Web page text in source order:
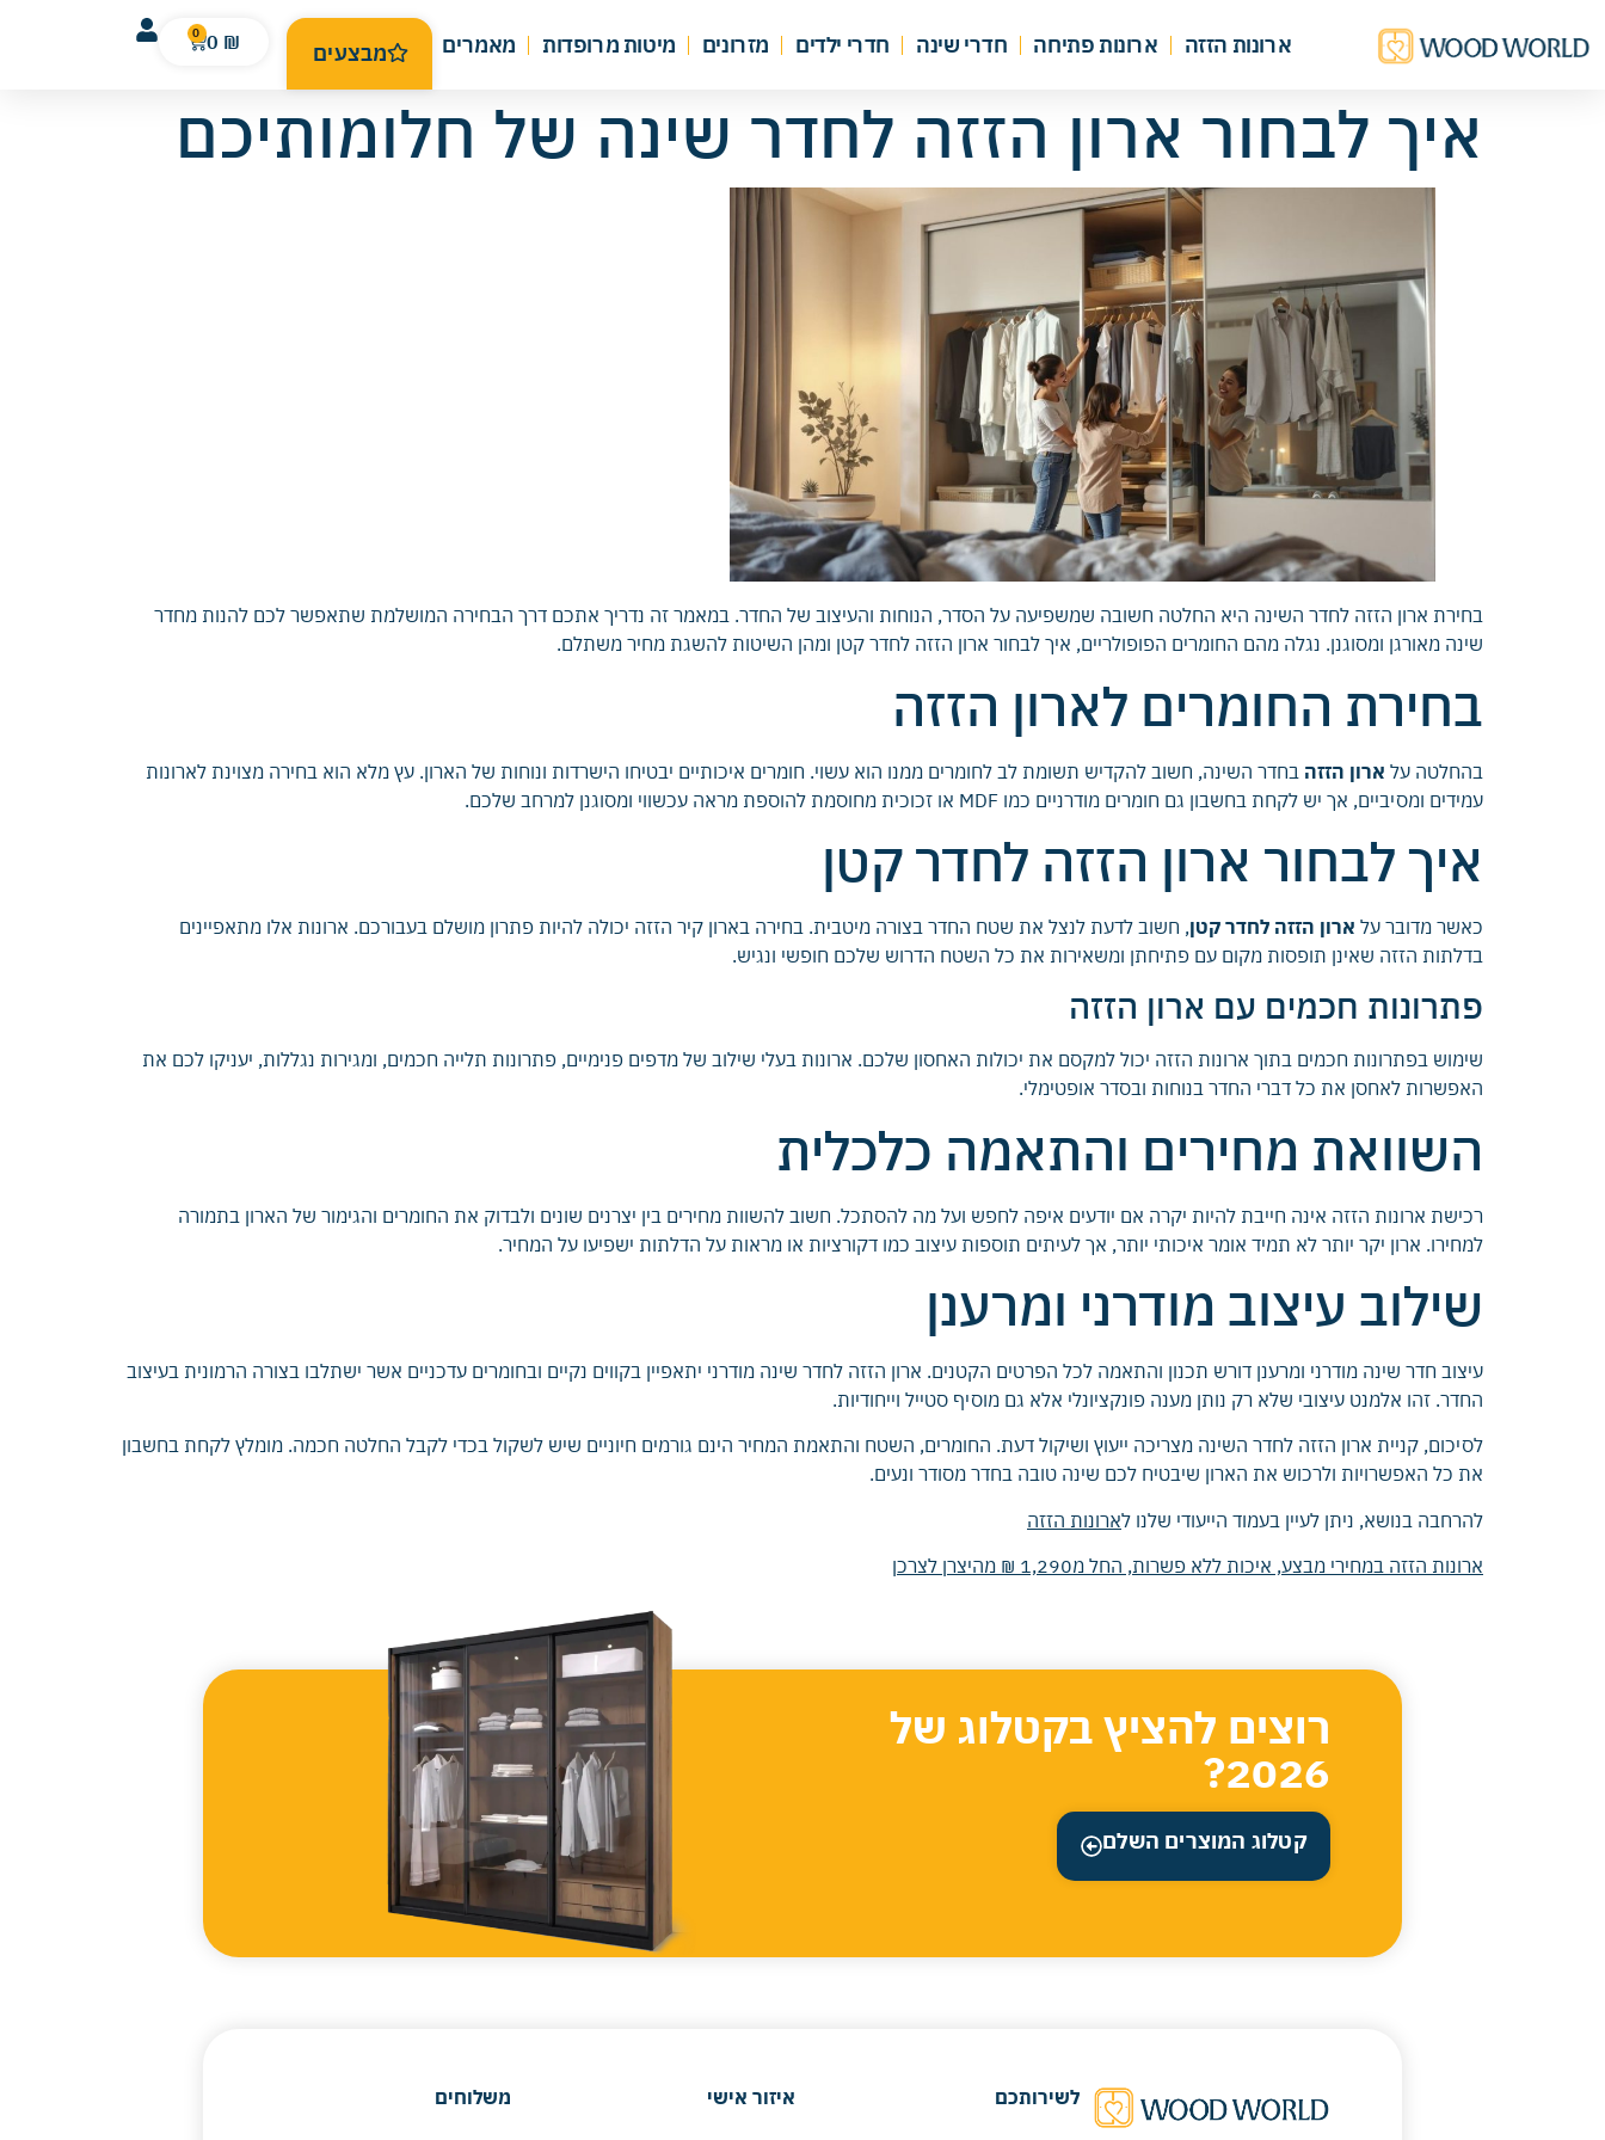
ארונות הזזה ארונות פתיחה חדרי שינה חדרי ילדים מזרונים מיטות מרופדות מאמרים מבצעים 0 ₪
0
איך לבחור ארון הזזה לחדר שינה של חלומותיכם
בחירת ארון הזזה לחדר השינה היא החלטה חשובה שמשפיעה על הסדר, הנוחות והעיצוב של החדר. במאמר זה נדריך אתכם דרך הבחירה המושלמת שתאפשר לכם להנות מחדר
שינה מאורגן ומסוגנן. נגלה מהם החומרים הפופולריים, איך לבחור ארון הזזה לחדר קטן ומהן השיטות להשגת מחיר משתלם.
בחירת החומרים לארון הזזה
בהחלטה על ארון הזזה בחדר השינה, חשוב להקדיש תשומת לב לחומרים ממנו הוא עשוי. חומרים איכותיים יבטיחו הישרדות ונוחות של הארון. עץ מלא הוא בחירה מצוינת לארונות
עמידים ומסיביים, אך יש לקחת בחשבון גם חומרים מודרניים כמו MDF או זכוכית מחוסמת להוספת מראה עכשווי ומסוגנן למרחב שלכם.
איך לבחור ארון הזזה לחדר קטן
כאשר מדובר על ארון הזזה לחדר קטן, חשוב לדעת לנצל את שטח החדר בצורה מיטבית. בחירה בארון קיר הזזה יכולה להיות פתרון מושלם בעבורכם. ארונות אלו מתאפיינים
בדלתות הזזה שאינן תופסות מקום עם פתיחתן ומשאירות את כל השטח הדרוש שלכם חופשי ונגיש.
פתרונות חכמים עם ארון הזזה
שימוש בפתרונות חכמים בתוך ארונות הזזה יכול למקסם את יכולות האחסון שלכם. ארונות בעלי שילוב של מדפים פנימיים, פתרונות תלייה חכמים, ומגירות נגללות, יעניקו לכם את
האפשרות לאחסן את כל דברי החדר בנוחות ובסדר אופטימלי.
השוואת מחירים והתאמה כלכלית
רכישת ארונות הזזה אינה חייבת להיות יקרה אם יודעים איפה לחפש ועל מה להסתכל. חשוב להשוות מחירים בין יצרנים שונים ולבדוק את החומרים והגימור של הארון בתמורה
למחירו. ארון יקר יותר לא תמיד אומר איכותי יותר, אך לעיתים תוספות עיצוב כמו דקורציות או מראות על הדלתות ישפיעו על המחיר.
שילוב עיצוב מודרני ומרענן
עיצוב חדר שינה מודרני ומרענן דורש תכנון והתאמה לכל הפרטים הקטנים. ארון הזזה לחדר שינה מודרני יתאפיין בקווים נקיים ובחומרים עדכניים אשר ישתלבו בצורה הרמונית בעיצוב
החדר. זהו אלמנט עיצובי שלא רק נותן מענה פונקציונלי אלא גם מוסיף סטייל וייחודיות.
לסיכום, קניית ארון הזזה לחדר השינה מצריכה ייעוץ ושיקול דעת. החומרים, השטח והתאמת המחיר הינם גורמים חיוניים שיש לשקול בכדי לקבל החלטה חכמה. מומלץ לקחת בחשבון
את כל האפשרויות ולרכוש את הארון שיבטיח לכם שינה טובה בחדר מסודר ונעים.
להרחבה בנושא, ניתן לעיין בעמוד הייעודי שלנו לארונות הזזה
ארונות הזזה במחירי מבצע, איכות ללא פשרות, החל מ1,290 ₪ מהיצרן לצרכן
רוצים להציץ בקטלוג של
2026?
קטלוג המוצרים השלם
לשירותכם איזור אישי משלוחים